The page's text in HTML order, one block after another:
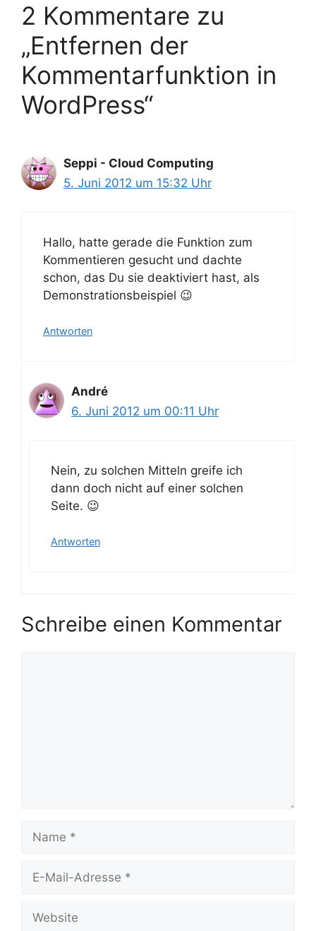
2 Kommentare zu
„Entfernen der
Kommentarfunktion in
WordPress“
Seppi - Cloud Computing
5. Juni 2012 um 15:32 Uhr
Hallo, hatte gerade die Funktion zum
Kommentieren gesucht und dachte
schon, das Du sie deaktiviert hast, als
Demonstrationsbeispiel 😉
Antworten
André
6. Juni 2012 um 00:11 Uhr
Nein, zu solchen Mitteln greife ich
dann doch nicht auf einer solchen
Seite. 😉
Antworten
Schreibe einen Kommentar
Mail-